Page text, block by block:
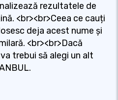
rezultatele de
<br><br>Ceea ce cauți
deja acest nume și
<br><br>Dacă
trebui să alegi un alt